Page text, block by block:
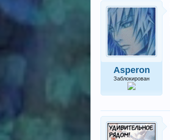
Asperon
Заблокирован